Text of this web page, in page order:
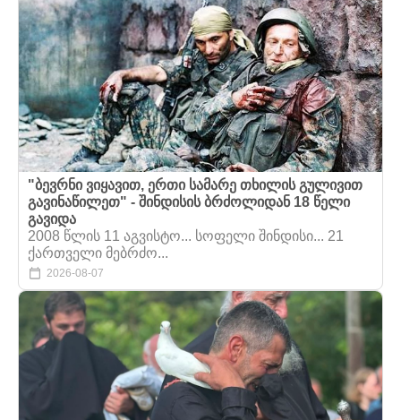
"ბევრნი ვიყავით, ერთი სამარე თხილის გულივით
გავინაწილეთ" - შინდისის ბრძოლიდან 18 წელი
გავიდა
2008 წლის 11 აგვისტო... სოფელი შინდისი... 21
ქართველი მებრძო...
2026-08-07